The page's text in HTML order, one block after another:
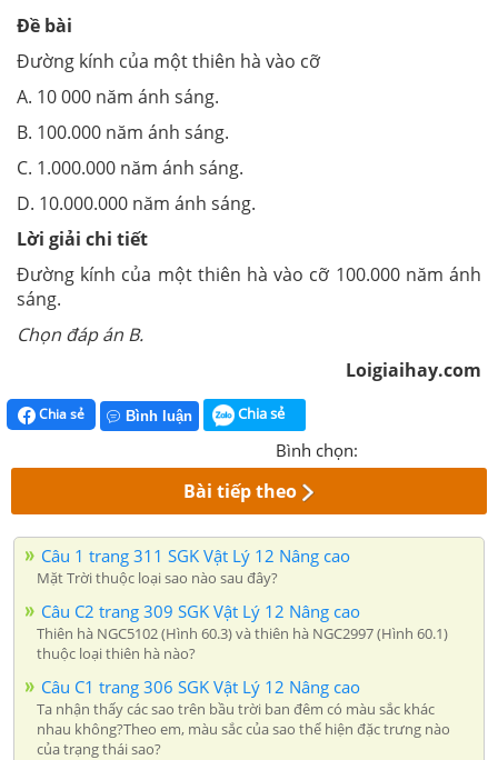
Đề bài
Đường kính của một thiên hà vào cỡ
A. 10 000 năm ánh sáng.
B. 100.000 năm ánh sáng.
C. 1.000.000 năm ánh sáng.
D. 10.000.000 năm ánh sáng.
Lời giải chi tiết
Đường kính của một thiên hà vào cỡ 100.000 năm ánh
sáng.
Chọn đáp án B.
Loigiaihay.com
Chia sẻ Bình luận Chia sẻ
Bình chọn:
Bài tiếp theo
Câu 1 trang 311 SGK Vật Lý 12 Nâng cao
Mặt Trời thuộc loại sao nào sau đây?
Câu C2 trang 309 SGK Vật Lý 12 Nâng cao
Thiên hà NGC5102 (Hình 60.3) và thiên hà NGC2997 (Hình 60.1)
thuộc loại thiên hà nào?
Câu C1 trang 306 SGK Vật Lý 12 Nâng cao
Ta nhận thấy các sao trên bầu trời ban đêm có màu sắc khác
nhau không?Theo em, màu sắc của sao thể hiện đặc trưng nào
của trạng thái sao?